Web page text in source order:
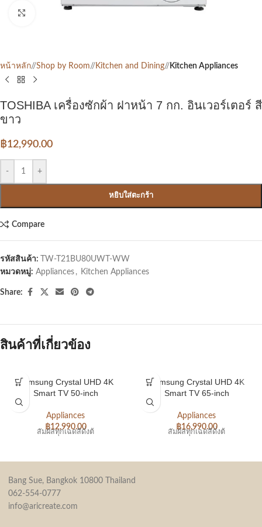
หน้าหลัก/ Shop by Room/ Kitchen and Dining/ Kitchen Appliances
TOSHIBA เครื่องซักผ้า ฝาหน้า 7 กก. อินเวอร์เตอร์ สี
ขาว
฿12,990.00
- +
หยิบใส่ตะกร้า
Compare
รหัสสินค้า:
TW-T21BU80UWT-WW
หมวดหมู่: Appliances , Kitchen Appliances
Share:
สินค้าที่เกี่ยวข้อง
Samsung Crystal UHD 4K
Smart TV 50-inch
Appliances
฿12,990.00
สัมผัสทุกเฉดสีดั่งต้
Samsung Crystal UHD 4K
Smart TV 65-inch
Appliances
฿16,990.00
สัมผัสทุกเฉดสีดั่งต้
Bang Sue, Bangkok 10800 Thailand
062-554-0777
info@aricreate.com